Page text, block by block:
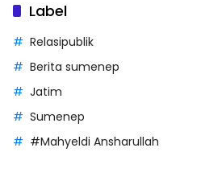
Label
Relasipublik
Berita sumenep
Jatim
Sumenep
#Mahyeldi Ansharullah